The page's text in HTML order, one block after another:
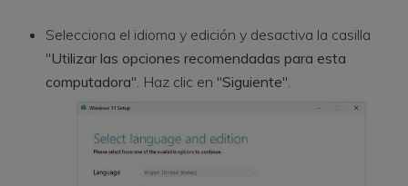
Selecciona el idioma y edición y desactiva la casilla
"Utilizar las opciones recomendadas para esta
computadora". Haz clic en "Siguiente".